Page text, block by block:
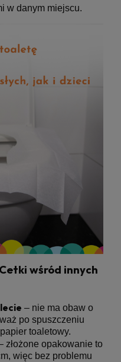
w danym miejscu.
wśród innych
– nie ma obaw o
po spuszczeniu
toaletowy.
złożone opakowanie to
więc bez problemu